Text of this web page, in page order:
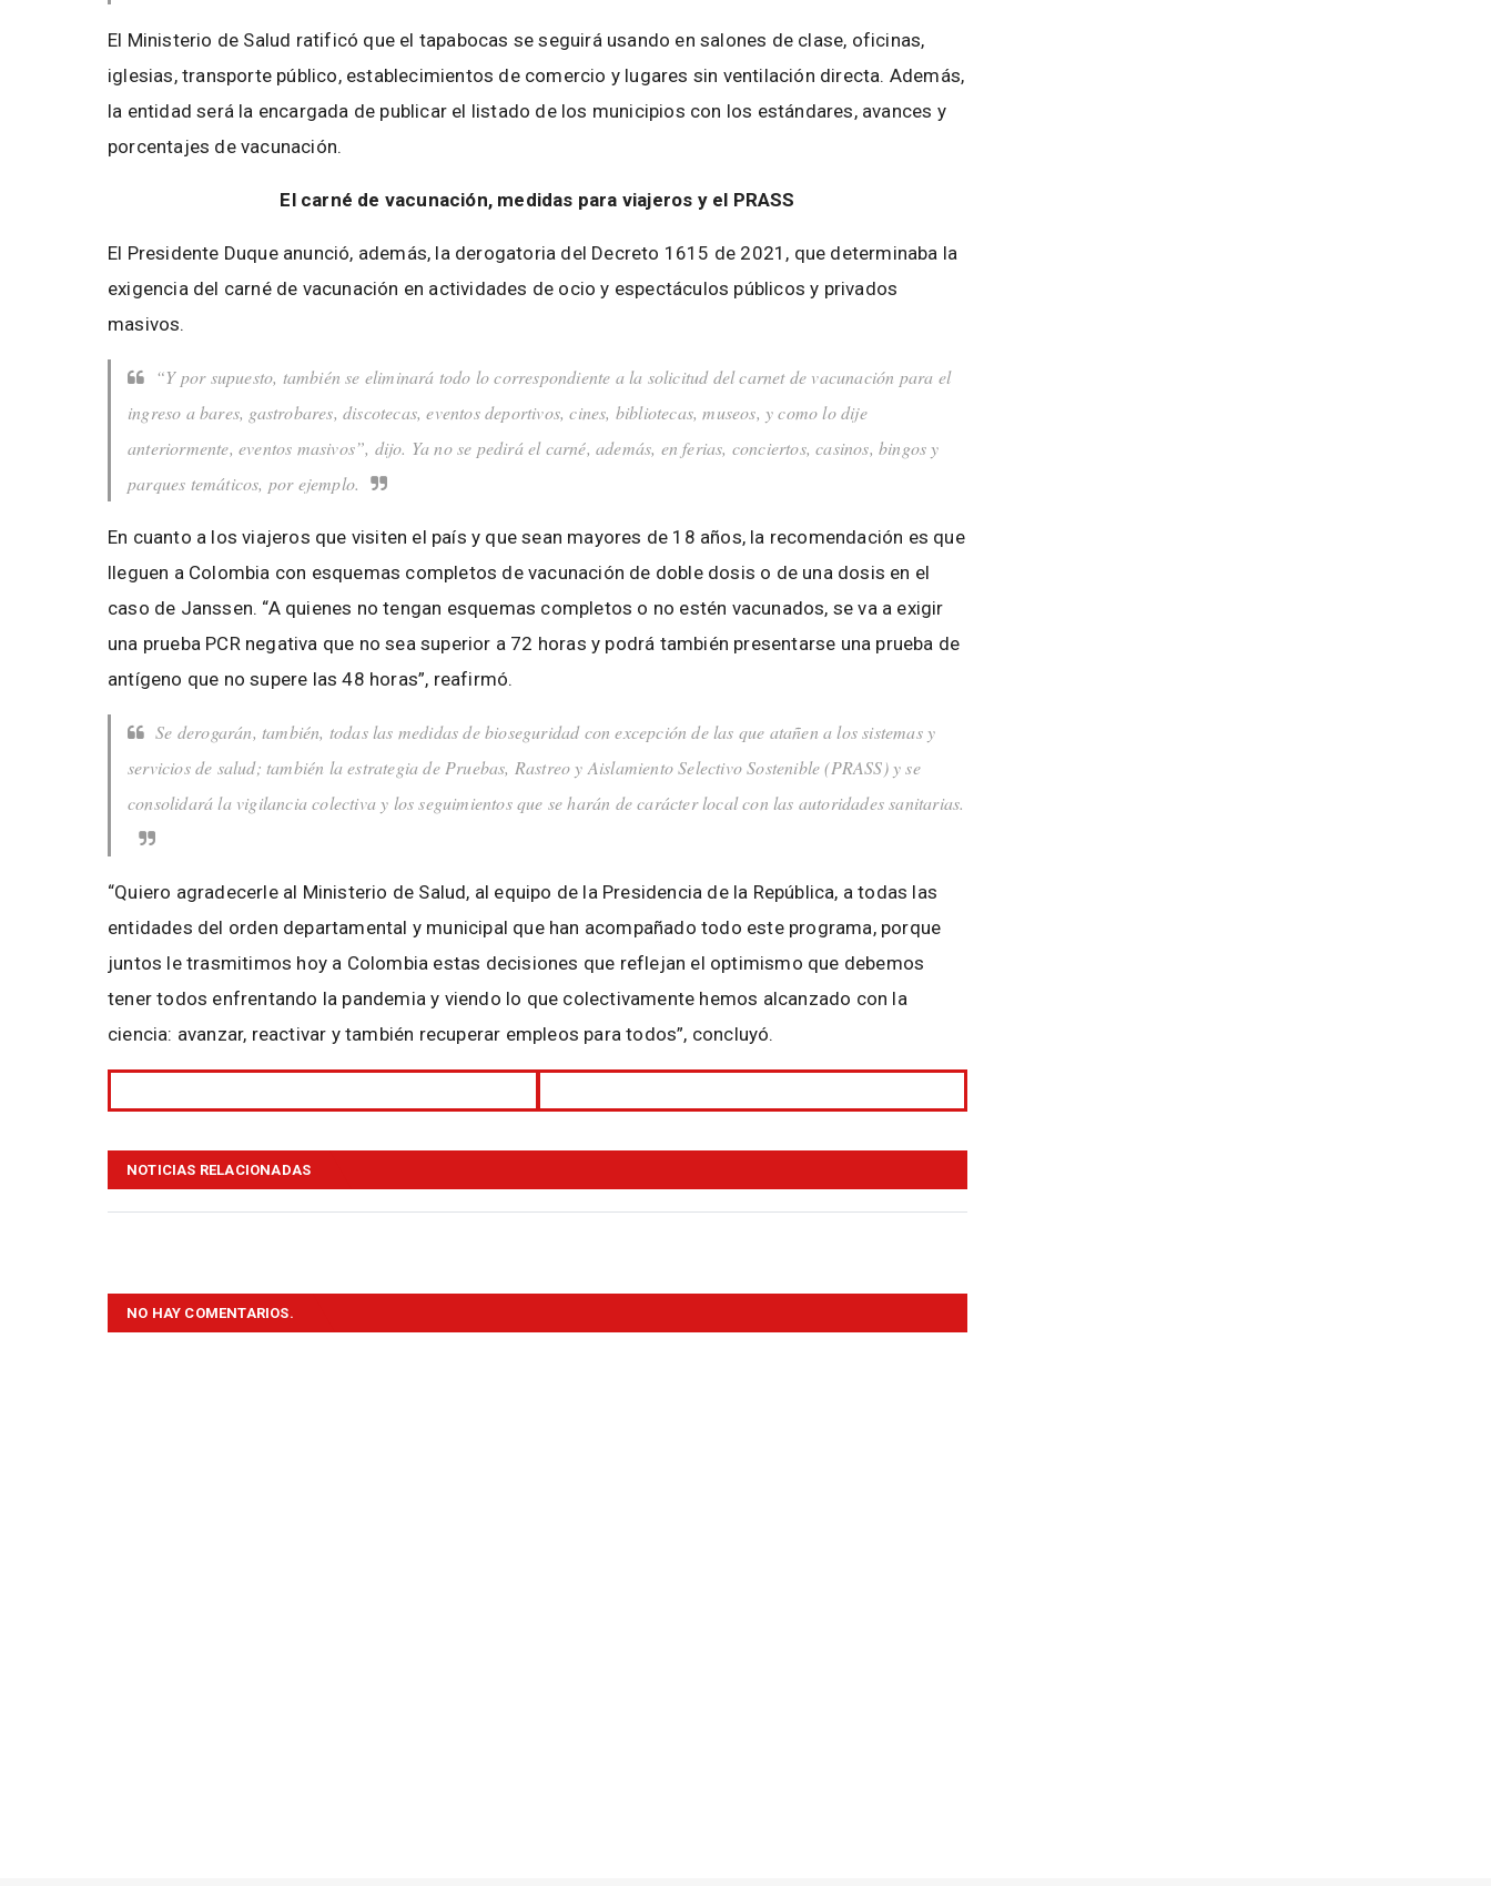
El Ministerio de Salud ratificó que el tapabocas se seguirá usando en salones de clase, oficinas,
iglesias, transporte público, establecimientos de comercio y lugares sin ventilación directa. Además,
la entidad será la encargada de publicar el listado de los municipios con los estándares, avances y
porcentajes de vacunación.
El carné de vacunación, medidas para viajeros y el PRASS
El Presidente Duque anunció, además, la derogatoria del Decreto 1615 de 2021, que determinaba la
exigencia del carné de vacunación en actividades de ocio y espectáculos públicos y privados
masivos.
“Y por supuesto, también se eliminará todo lo correspondiente a la solicitud del carnet de vacunación para el
ingreso a bares, gastrobares, discotecas, eventos deportivos, cines, bibliotecas, museos, y como lo dije
anteriormente, eventos masivos”, dijo. Ya no se pedirá el carné, además, en ferias, conciertos, casinos, bingos y
parques temáticos, por ejemplo.
En cuanto a los viajeros que visiten el país y que sean mayores de 18 años, la recomendación es que
lleguen a Colombia con esquemas completos de vacunación de doble dosis o de una dosis en el
caso de Janssen. “A quienes no tengan esquemas completos o no estén vacunados, se va a exigir
una prueba PCR negativa que no sea superior a 72 horas y podrá también presentarse una prueba de
antígeno que no supere las 48 horas”, reafirmó.
Se derogarán, también, todas las medidas de bioseguridad con excepción de las que atañen a los sistemas y
servicios de salud; también la estrategia de Pruebas, Rastreo y Aislamiento Selectivo Sostenible (PRASS) y se
consolidará la vigilancia colectiva y los seguimientos que se harán de carácter local con las autoridades sanitarias.
“Quiero agradecerle al Ministerio de Salud, al equipo de la Presidencia de la República, a todas las
entidades del orden departamental y municipal que han acompañado todo este programa, porque
juntos le trasmitimos hoy a Colombia estas decisiones que reflejan el optimismo que debemos
tener todos enfrentando la pandemia y viendo lo que colectivamente hemos alcanzado con la
ciencia: avanzar, reactivar y también recuperar empleos para todos”, concluyó.
NOTICIAS RELACIONADAS
NO HAY COMENTARIOS.